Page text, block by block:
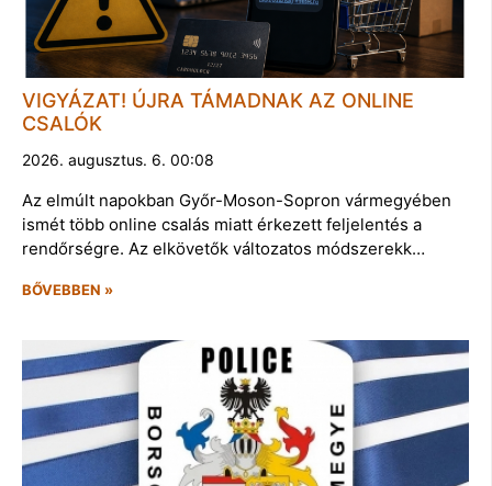
VIGYÁZAT! ÚJRA TÁMADNAK AZ ONLINE
CSALÓK
2026. augusztus. 6. 00:08
Az elmúlt napokban Győr-Moson-Sopron vármegyében
ismét több online csalás miatt érkezett feljelentés a
rendőrségre. Az elkövetők változatos módszerekk…
BŐVEBBEN »